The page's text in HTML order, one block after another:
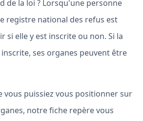
de la loi ? Lorsqu'une personne
registre national des refus est
si elle y est inscrite ou non. Si la
ses organes peuvent être
puissiez vous positionner sur
notre fiche repère vous